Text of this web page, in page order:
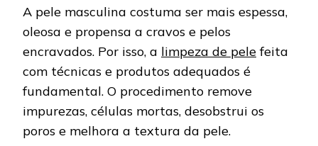
A pele masculina costuma ser mais espessa,
oleosa e propensa a cravos e pelos
encravados. Por isso, a limpeza de pelefeita
com técnicas e produtos adequados é
fundamental. O procedimento remove
impurezas, células mortas, desobstrui os
poros e melhora a textura da pele.